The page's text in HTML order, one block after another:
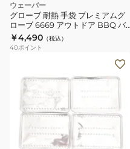
ウェーバー
グローブ 耐熱 手袋 プレミアムグ
ローブ 6669 アウトドア BBQ バ
ーベキュー キャンプ
￥4,490 （税込）
40ポイント